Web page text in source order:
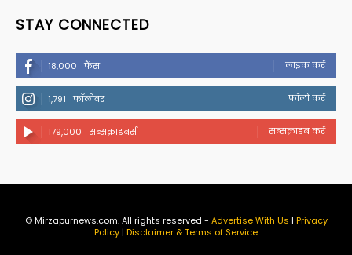
STAY CONNECTED
18,000 फैंस लाइक करें
1,791 फॉलोवर फॉलो करें
179,000 सब्सक्राइबर्स सब्सक्राइब करें
© Mirzapurnews.com. All rights reserved - Advertise With Us | Privacy
Policy| Disclaimer & Terms of Service